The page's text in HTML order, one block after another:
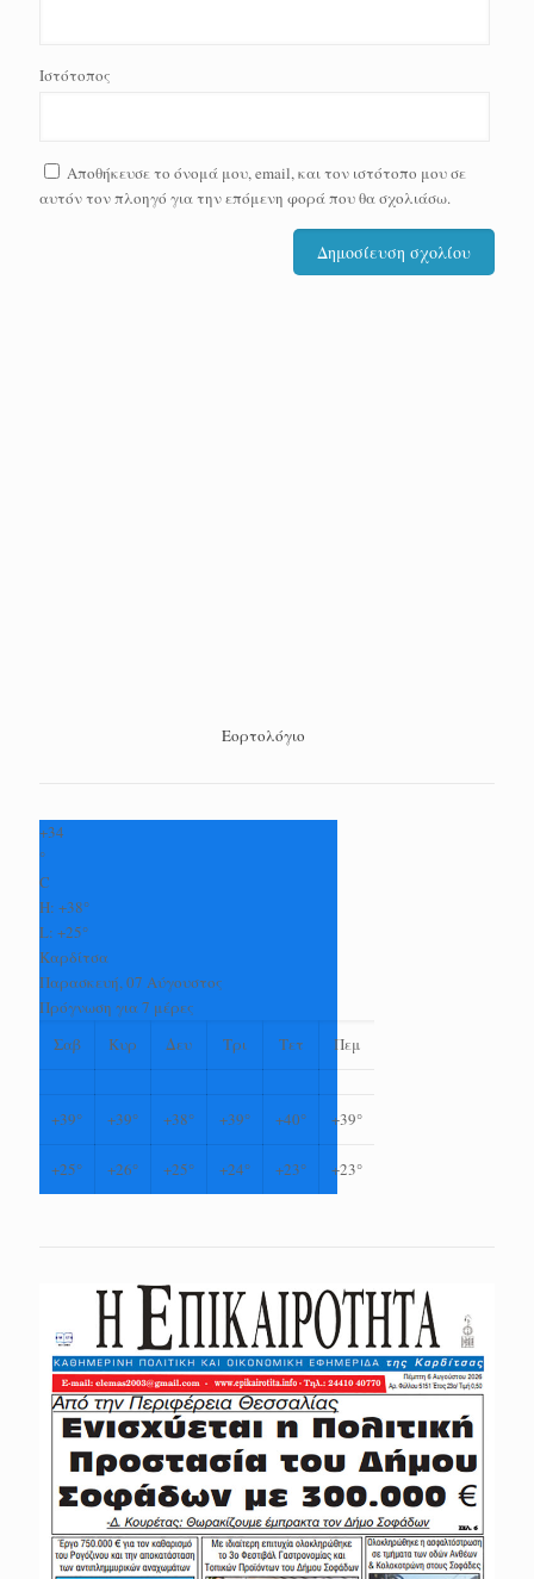
Ιστότοπος
Αποθήκευσε το όνομά μου, email, και τον ιστότοπο μου σε
αυτόν τον πλοηγό για την επόμενη φορά που θα σχολιάσω.
Εορτολόγιο
+34
°
C
H: +38°
L: +25°
Καρδίτσα
Παρασκευή, 07 Αύγουστος
Πρόγνωση για 7 μέρες
Σαβ
Κυρ Δευ Τρι Τετ Πεμ
+39° +39° +38° +39° +40° +39°
+25° +26° +25° +24° +23° +23°